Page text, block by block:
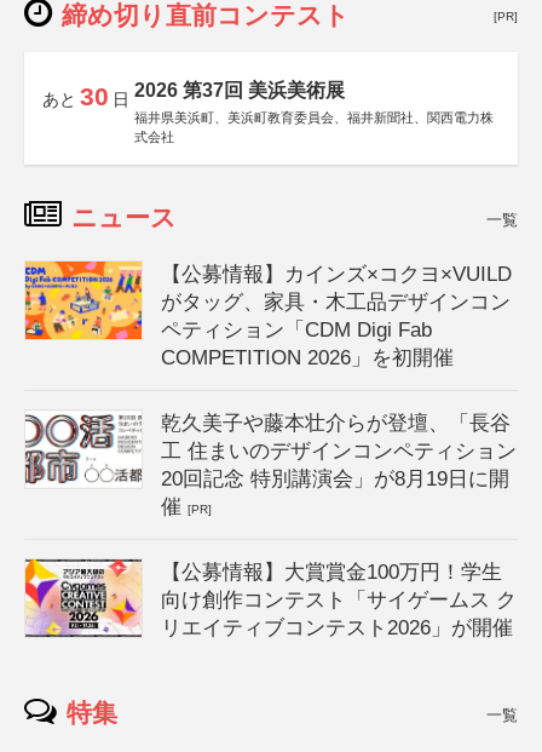
締め切り直前コンテスト [PR]
あと 30 日 2026 第37回 美浜美術展
福井県美浜町、美浜町教育委員会、福井新聞社、関西電力株
式会社
ニュース 一覧
【公募情報】カインズ×コクヨ×VUILD
がタッグ、家具・木工品デザインコン
ペティション「CDM Digi Fab
COMPETITION 2026」を初開催
乾久美子や藤本壮介らが登壇、「長谷
工 住まいのデザインコンペティション
20回記念 特別講演会」が8月19日に開
催[PR]
【公募情報】大賞賞金100万円！学生
向け創作コンテスト「サイゲームス ク
リエイティブコンテスト2026」が開催
特集 一覧